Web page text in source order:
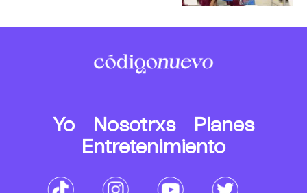
Yo Nosotrxs
Planes
Entretenimiento